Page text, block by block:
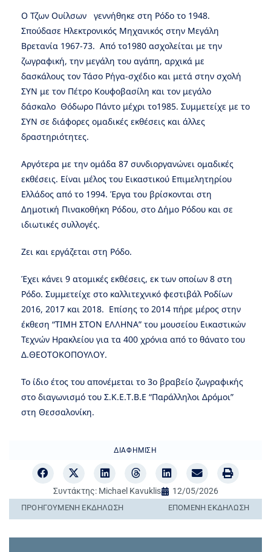
O Τζων Ουίλσων γεννήθηκε στη Ρόδο το 1948.
Σπούδασε Ηλεκτρονικός Μηχανικός στην Μεγάλη
Βρετανία 1967-73. Από το1980 ασχολείται με την
ζωγραφική, την μεγάλη του αγάπη, αρχικά με
δασκάλους τον Τάσο Ρήγα-σχέδιο και μετά στην σχολή
ΣΥΝ με τον Πέτρο Κουφοβασίλη και τον μεγάλο
δάσκαλο Θόδωρο Πάντο μέχρι το1985. Συμμετείχε με το
ΣΥΝ σε διάφορες ομαδικές εκθέσεις και άλλες
δραστηριότητες.
Αργότερα με την ομάδα 87 συνδιοργανώνει ομαδικές
εκθέσεις. Είναι μέλος του Εικαστικού Επιμελητηρίου
Ελλάδος από το 1994. Έργα του βρίσκονται στη
Δημοτική Πινακοθήκη Ρόδου, στο Δήμο Ρόδου και σε
ιδιωτικές συλλογές.
Ζει και εργάζεται στη Ρόδο.
Έχει κάνει 9 ατομικές εκθέσεις, εκ των οποίων 8 στη
Ρόδο. Συμμετείχε στο καλλιτεχνικό φεστιβάλ Ροδίων
2016, 2017 και 2018. Επίσης το 2014 πήρε μέρος στην
έκθεση “ΤΙΜΗ ΣΤΟΝ ΕΛΛΗΝΑ” του μουσείου Εικαστικών
Τεχνών Ηρακλείου για τα 400 χρόνια από το θάνατο του
Δ.ΘΕΟΤΟΚΟΠΟΥΛΟΥ.
Το ίδιο έτος του απονέμεται το 3ο βραβείο ζωγραφικής
στο διαγωνισμό του Σ.Κ.Ε.Τ.Β.Ε “Παράλληλοι Δρόμοι”
στη Θεσσαλονίκη.
ΔΙΑΦΉΜΙΣΗ
Συντάκτης:Michael Kavuklis 12/05/2026
ΠΡΟΗΓΟΎΜΕΝΗ ΕΚΔΉΛΩΣΗ ΕΠΌΜΕΝΗ ΕΚΔΉΛΩΣΗ